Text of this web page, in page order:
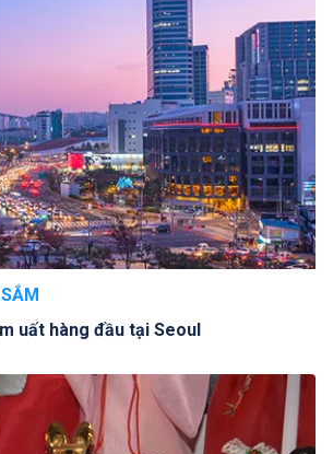
uất hàng đầu tại Seoul